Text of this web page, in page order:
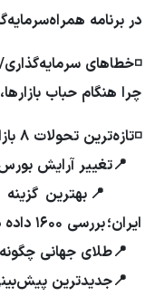
در برنامه همراه‌سرمایه‌گذار ۲۵ فروردین ۱۴۰۳
◽️خطاهای
چرا هنگام حباب
◽️تازه‌ترین تحولات ۸ بازار مهم
📍تغییر آرایش بورس،
📍بهترین گزینه
ایران؛ بررسی ۱۶۰۰ داده در ۲۶ سال نشان داد
📍طلای جهانی
📍جدیدترین